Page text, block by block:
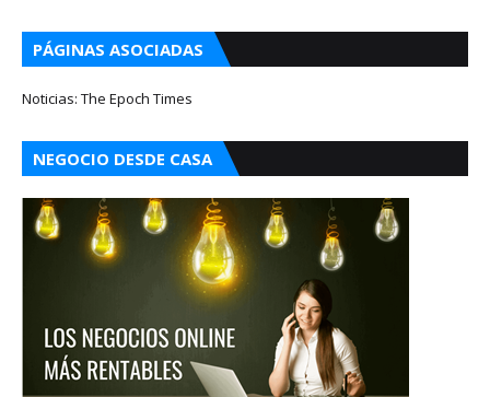
PÁGINAS ASOCIADAS
Noticias: The Epoch Times
NEGOCIO DESDE CASA